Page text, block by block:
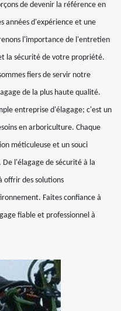
de devenir la référence en
années d'expérience et une
l'importance de l'entretien
la sécurité de votre propriété.
fiers de servir notre
de la plus haute qualité.
entreprise d'élagage; c'est un
en arboriculture. Chaque
méticuleuse et un souci
l'élagage de sécurité à la
offrir des solutions
Faites confiance à
fiable et professionnel à